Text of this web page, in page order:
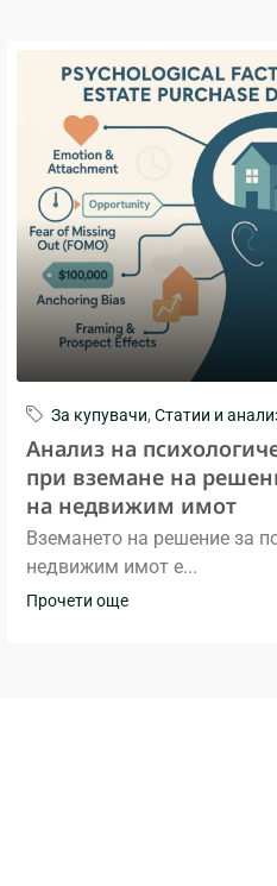
За купувачи,Статии и
Анализ на
при вземане на
на недвижим имот
Вземането на решение за
недвижим имот е...
Прочети още